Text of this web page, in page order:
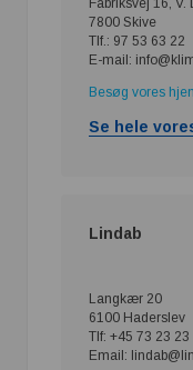
7800 Skive
Tlf.: 97 53 63 22
E-mail:
Besøg vores
Se hele
Lindab
Langkær 20
6100 Haderslev
Tlf: +45 73 23 23
Email: